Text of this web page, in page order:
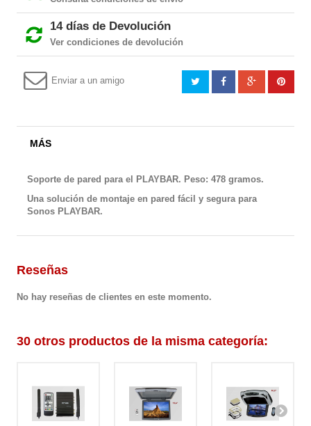
14 días de Devolución
Ver condiciones de devolución
Enviar a un amigo
MÁS
Soporte de pared para el PLAYBAR. Peso: 478 gramos.
Una solución de montaje en pared fácil y segura para
Sonos PLAYBAR.
Reseñas
No hay reseñas de clientes en este momento.
30 otros productos de la misma categoría: